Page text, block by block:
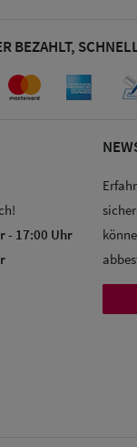
BEZAHLT,
- 17:00 Uhr